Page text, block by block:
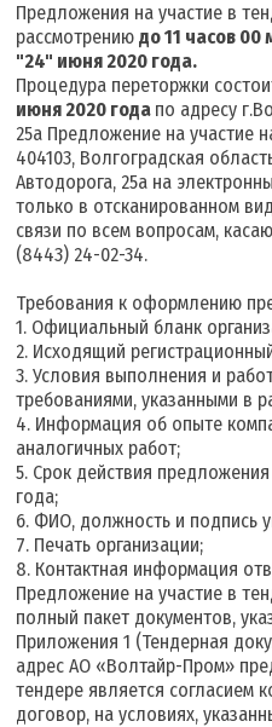
Предложения на участие в
рассмотрениюдо 11 часов
"24" июня 2020 года.
Процедура переторжки
июня 2020 года по адресу
25а Предложение на участие
404103, Волгоградская
Автодорога, 25а на
только в отсканированном
связи по всем вопросам,
(8443) 24-02-34.
Требования к оформлению
1. Официальный бланк
2. Исходящий
3. Условия выполнения и
требованиями, указанными в
4. Информация об опыте
аналогичных работ;
5. Срок действия предложения
года;
6. ФИО, должность и подпись
7. Печать организации;
8. Контактная информация
Предложение на участие в
полный пакет документов,
Приложения 1 (Тендерная
адрес АО «Волтайр-Пром»
тендере является согласием
договор, на условиях,